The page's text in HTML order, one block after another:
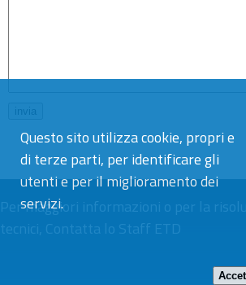
Questo sito utilizza cookie, propri e
di terze parti, per identificare gli
utenti e per il miglioramento dei
servizi.
Per maggiori informazioni o per la
tecnici, Contatta lo Staff ETD